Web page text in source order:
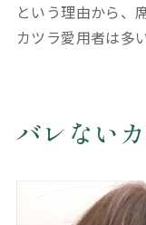
という理由から、
カツラ愛用者は多
バレない